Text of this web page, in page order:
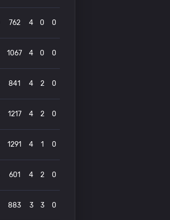
762 4 0 0
1067 4 0 0
841 4 2 0
1217 4 2 0
1291 4 1 0
601 4 2 0
883 3 3 0